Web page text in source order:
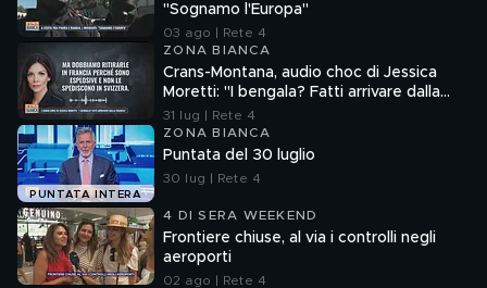
"Sognamo l'Europa"
03 ago | Rete 4
ZONA BIANCA
Crans-Montana, audio choc di Jessica
Moretti: "I bengala? Fatti arrivare dalla
Francia"
31 lug | Rete 4
PUNTATA INTERA
ZONA BIANCA
Puntata del 30 luglio
30 lug | Rete 4
4 DI SERA WEEKEND
Frontiere chiuse, al via i controlli negli
aeroporti
02 ago | Rete 4